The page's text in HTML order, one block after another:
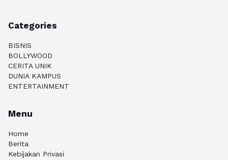
Categories
BISNIS
BOLLYWOOD
CERITA UNIK
DUNIA KAMPUS
ENTERTAINMENT
Menu
Home
Berita
Kebijakan Privasi